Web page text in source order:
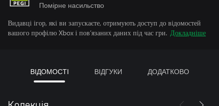
Помірне насильство
Видавці ігор, які ви запускаєте, отримують доступ до відомостей
вашого профілю Xbox і пов’язаних даних під час гри. Докладніше
ВІДОМОСТІ ВІДГУКИ ДОДАТКОВО